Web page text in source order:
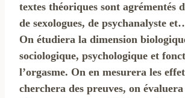
textes théoriques sont agrémentés
de sexologues, de psychanalyste
On étudiera la dimension
sociologique, psychologique et
l’orgasme. On en mesurera les
cherchera des preuves, on